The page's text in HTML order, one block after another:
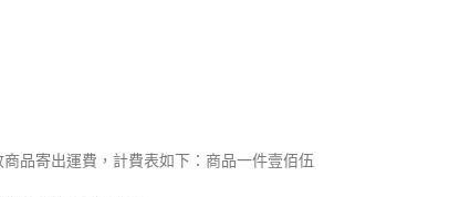
品寄出運費，計費表如下：商品一件壹佰伍